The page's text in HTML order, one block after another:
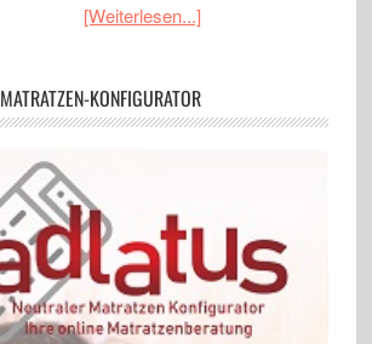
[Weiterlesen...]
MATRATZEN-KONFIGURATOR